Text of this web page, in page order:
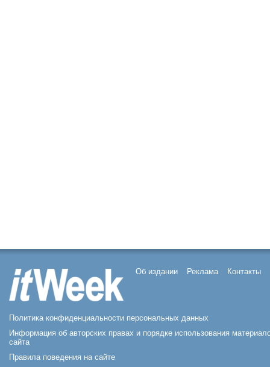
Об издании Реклама Контакты
Политика конфиденциальности персональных данных
Информация об авторских правах и порядке использования
сайта
Правила поведения на сайте